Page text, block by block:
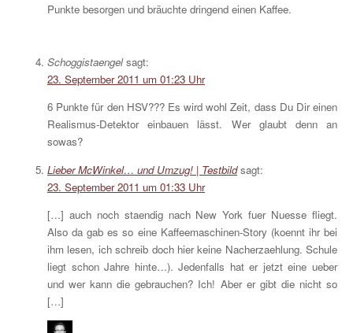
Punkte besorgen und bräuchte dringend einen Kaffee.
Schoggistaengel sagt:
23. September 2011 um 01:23 Uhr
6 Punkte für den HSV??? Es wird wohl Zeit, dass Du Dir einen
Realismus-Detektor einbauen lässt. Wer glaubt denn an
sowas?
Lieber McWinkel… und Umzug! | Testbild sagt:
23. September 2011 um 01:33 Uhr
[…] auch noch staendig nach New York fuer Nuesse fliegt.
Also da gab es so eine Kaffeemaschinen-Story (koennt ihr bei
ihm lesen, ich schreib doch hier keine Nacherzaehlung. Schule
liegt schon Jahre hinte…). Jedenfalls hat er jetzt eine ueber
und wer kann die gebrauchen? Ich! Aber er gibt die nicht so
[…]